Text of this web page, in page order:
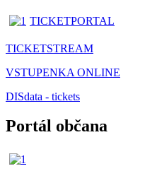
TICKETPORTAL
TICKETSTREAM
VSTUPENKA ONLINE
DISdata - tickets
Portál občana